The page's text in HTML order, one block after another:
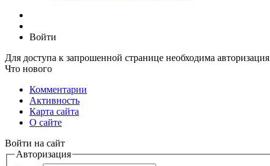
Войти
Для доступа к запрошенной странице необходима авторизация
Что нового
Комментарии
Активность
Карта сайта
О сайте
Войти на сайт
Авторизация